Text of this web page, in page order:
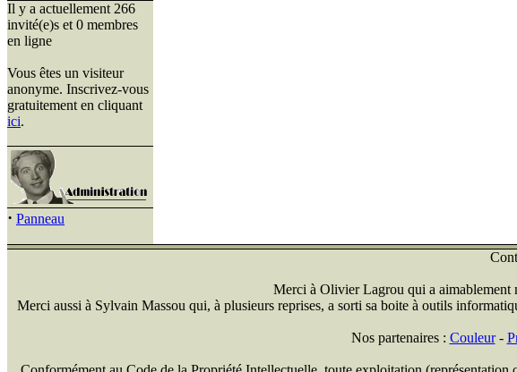
Il y a actuellement 266
invité(e)s et 0 membres
en ligne
Vous êtes un visiteur
anonyme. Inscrivez-vous
gratuitement en cliquant
ici.
· Panneau
Merci à Olivier Lagrou qui a aimablement
Merci aussi à Sylvain Massou qui, à plusieurs reprises, a sorti sa boite à outils
Nos partenaires : Couleur-